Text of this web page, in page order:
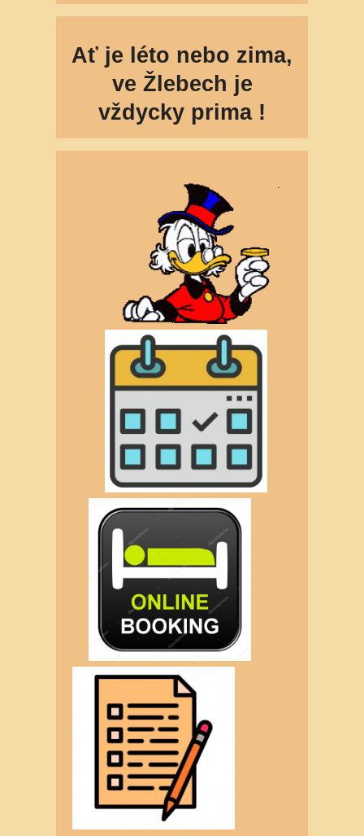
Ať je léto nebo zima,
ve Žlebech je
vždycky prima !